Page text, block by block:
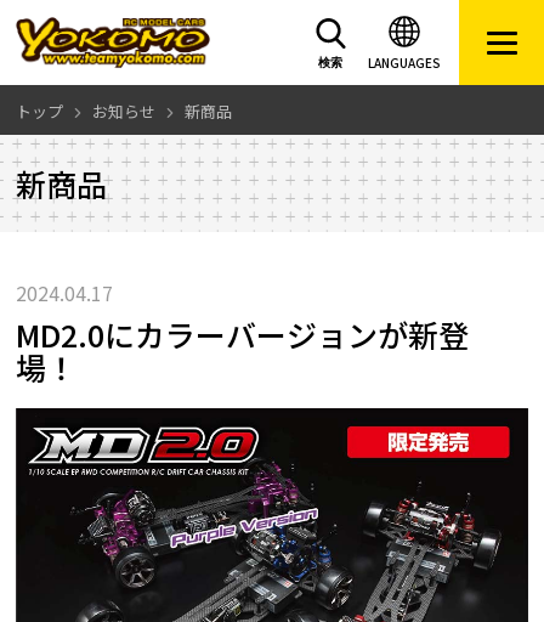
LANGUAGES
検索
トップ お知らせ 新商品
新商品
2024.04.17
MD2.0にカラーバージョンが新登
場！